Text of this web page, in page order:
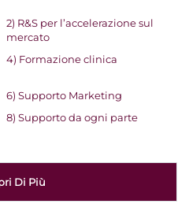
2) R&S per l’accelerazione sul
mercato
4) Formazione clinica
6) Supporto Marketing
8) Supporto da ogni parte
Di Più